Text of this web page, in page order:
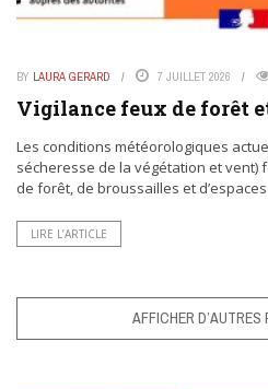
BY LAURA GERARD 7 JUILLET 2026
Vigilance feux de forêt
Les conditions météorologiques
sécheresse de la végétation et
de forêt, de broussailles et
LIRE L’ARTICLE
AFFICHER